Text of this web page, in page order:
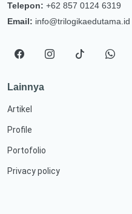
Telepon: +62 857 0124 6319
Email: info@trilogikaedutama.id
Lainnya
Artikel
Profile
Portofolio
Privacy policy